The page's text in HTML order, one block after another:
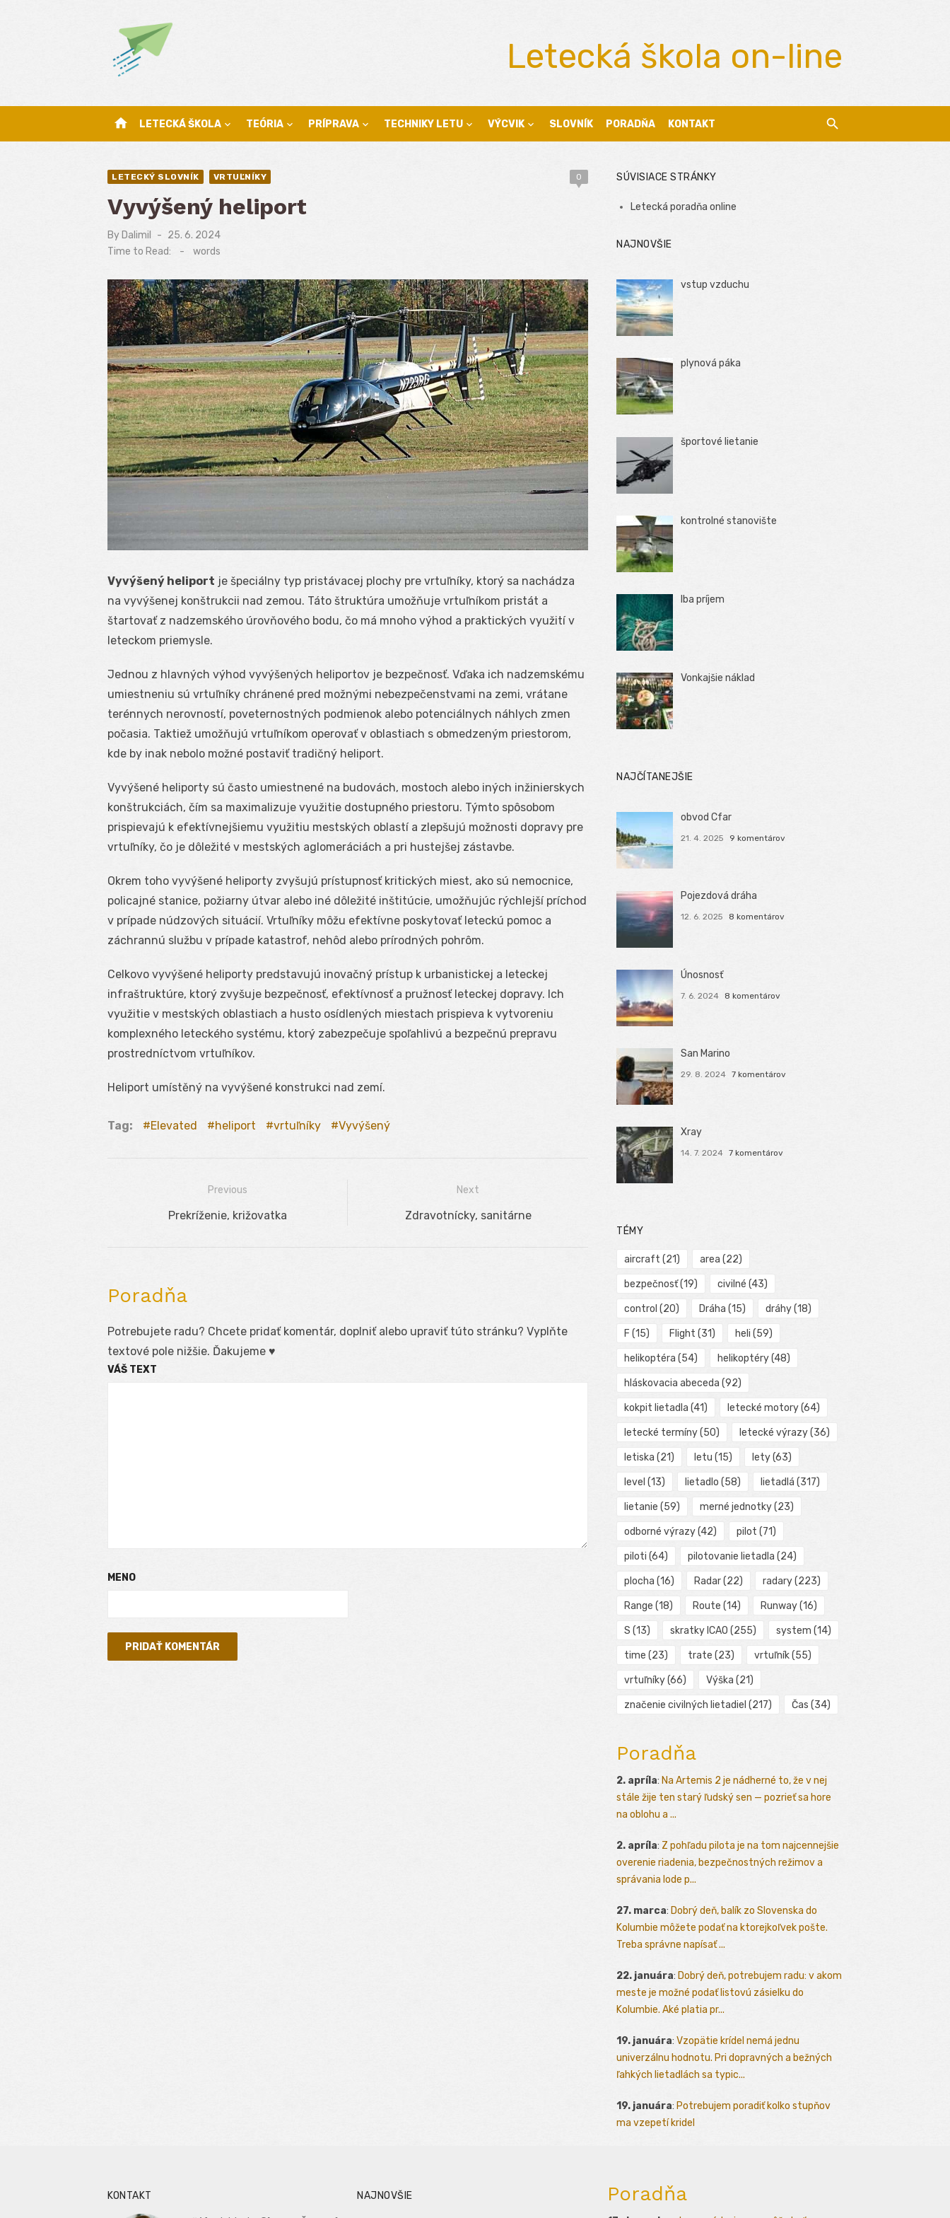
Letecká škola on-line
home LETECKÁ ŠKOLA TEÓRIA PRÍPRAVA TECHNIKY LETU VÝCVIK SLOVNÍK PORADŇA KONTAKT
LETECKÝ SLOVNÍK VRTUĽNÍKY 0
Vyvýšený heliport
By Dalimil
Posted
on
25. 6. 2024
Time to Read:
- words
Vyvýšený heliport je špeciálny typ pristávacej plochy pre vrtuľníky, ktorý sa nachádza
na vyvýšenej konštrukcii nad zemou. Táto štruktúra umožňuje vrtuľníkom pristát a
štartovať z nadzemského úrovňového bodu, čo má mnoho výhod a praktických využití v
leteckom priemysle.
Jednou z hlavných výhod vyvýšených heliportov je bezpečnosť. Vďaka ich nadzemskému
umiestneniu sú vrtuľníky chránené pred možnými nebezpečenstvami na zemi, vrátane
terénnych nerovností, poveternostných podmienok alebo potenciálnych náhlych zmen
počasia. Taktiež umožňujú vrtuľníkom operovať v oblastiach s obmedzeným priestorom,
kde by inak nebolo možné postaviť tradičný heliport.
Vyvýšené heliporty sú často umiestnené na budovách, mostoch alebo iných inžinierskych
konštrukciách, čím sa maximalizuje využitie dostupného priestoru. Týmto spôsobom
prispievajú k efektívnejšiemu využitiu mestských oblastí a zlepšujú možnosti dopravy pre
vrtuľníky, čo je dôležité v mestských aglomeráciách a pri hustejšej zástavbe.
Okrem toho vyvýšené heliporty zvyšujú prístupnosť kritických miest, ako sú nemocnice,
policajné stanice, požiarny útvar alebo iné dôležité inštitúcie, umožňujúc rýchlejší príchod
v prípade núdzových situácií. Vrtuľníky môžu efektívne poskytovať leteckú pomoc a
záchrannú službu v prípade katastrof, nehôd alebo prírodných pohrôm.
Celkovo vyvýšené heliporty predstavujú inovačný prístup k urbanistickej a leteckej
infraštruktúre, ktorý zvyšuje bezpečnosť, efektívnosť a pružnosť leteckej dopravy. Ich
využitie v mestských oblastiach a husto osídlených miestach prispieva k vytvoreniu
komplexného leteckého systému, ktorý zabezpečuje spoľahlivú a bezpečnú prepravu
prostredníctvom vrtuľníkov.
Heliport umístěný na vyvýšené konstrukci nad zemí.
Tag: Elevated heliport vrtuľníky Vyvýšený
Navigácia
Previous
Previous
Prekríženie, križovatka
Next
Next
Zdravotnícky, sanitárne
Poradňa
Potrebujete radu? Chcete pridať komentár, doplniť alebo upraviť túto stránku? Vyplňte
textové pole nižšie. Ďakujeme ♥
VÁŠ TEXT
MENO
SÚVISIACE STRÁNKY
Letecká poradňa online
NAJNOVŠIE
vstup vzduchu
plynová páka
športové lietanie
kontrolné stanovište
Iba príjem
Vonkajšie náklad
NAJČÍTANEJŠIE
obvod Cfar
21. 4. 2025 9 komentárov
Pojezdová dráha
12. 6. 2025 8 komentárov
Únosnosť
7. 6. 2024 8 komentárov
San Marino
29. 8. 2024 7 komentárov
Xray
14. 7. 2024 7 komentárov
TÉMY
aircraft (21) area (22)
bezpečnosť(19) civilné (43)
control (20) Dráha (15) dráhy(18)
F (15) Flight (31) heli (59)
helikoptéra (54) helikoptéry(48)
hláskovacia abeceda (92)
kokpit lietadla (41) letecké motory(64)
letecké termíny(50) letecké výrazy(36)
letiska (21) letu (15) lety(63)
level (13) lietadlo (58) lietadlá (317)
lietanie (59) merné jednotky(23)
odborné výrazy(42) pilot (71)
piloti (64) pilotovanie lietadla (24)
plocha (16) Radar(22) radary(223)
Range (18) Route (14) Runway(16)
S (13) skratky ICAO (255) system (14)
time (23) trate (23) vrtuľník(55)
vrtuľníky(66) Výška (21)
značenie civilných lietadiel (217) Čas (34)
Poradňa
2. apríla: Na Artemis 2 je nádherné to, že v nej
stále žije ten starý ľudský sen — pozrieť sa hore
na oblohu a ...
2. apríla: Z pohľadu pilota je na tom najcennejšie
overenie riadenia, bezpečnostných režimov a
správania lode p...
27. marca: Dobrý deň, balík zo Slovenska do
Kolumbie môžete podať na ktorejkoľvek pošte.
Treba správne napísať ...
22. januára: Dobrý deň, potrebujem radu: v akom
meste je možné podať listovú zásielku do
Kolumbie. Aké platia pr...
19. januára: Vzopätie krídel nemá jednu
univerzálnu hodnotu. Pri dopravných a bežných
ľahkých lietadlách sa typic...
19. januára: Potrebujem poradiť kolko stupňov
ma vzepetí kridel
KONTAKT NAJNOVŠIE Poradňa